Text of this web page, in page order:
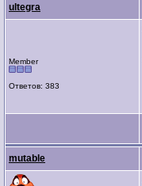
ultegra
Member
Ответов: 383
mutable